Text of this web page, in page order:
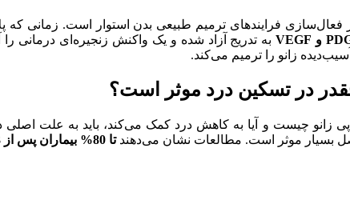
فعال‌سازی فرایندهای ترمیم طبیعی بدن استوار است. زمانی که
و VEGF
در تسکین درد موثر است؟
آر ‌پی زانو چیست و آیا به کاهش درد کمک می‌کند، باید به علت
بسیار موثر است. مطالعات نشان می‌دهندتا 80% بیماران پس از 3-6 هفته بهبود قابل توجهی در درد و عملکرد زانو تجربه کرده‌اند.